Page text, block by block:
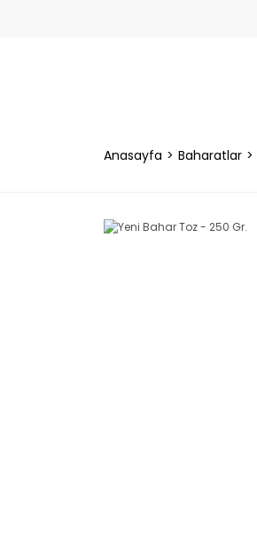
Anasayfa Baharatlar